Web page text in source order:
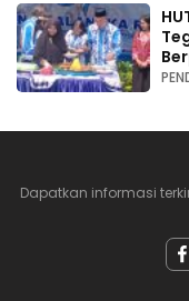
Dapatkan informasi